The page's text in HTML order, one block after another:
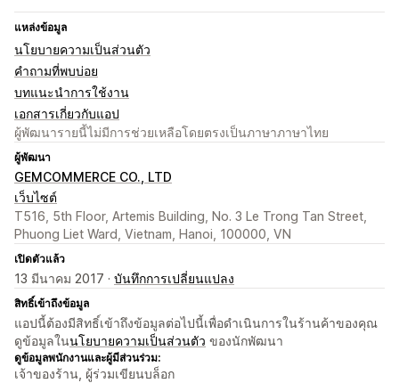
แหล่งข้อมูล
นโยบายความเป็นส่วนตัว
คำถามที่พบบ่อย
บทแนะนำการใช้งาน
เอกสารเกี่ยวกับแอป
ผู้พัฒนารายนี้ไม่มีการช่วยเหลือโดยตรงเป็นภาษาภาษาไทย
ผู้พัฒนา
GEMCOMMERCE CO., LTD
เว็บไซต์
T516, 5th Floor, Artemis Building, No. 3 Le Trong Tan Street,
Phuong Liet Ward, Vietnam, Hanoi, 100000, VN
เปิดตัวแล้ว
13 มีนาคม 2017 · บันทึกการเปลี่ยนแปลง
สิทธิ์เข้าถึงข้อมูล
แอปนี้ต้องมีสิทธิ์เข้าถึงข้อมูลต่อไปนี้เพื่อดำเนินการในร้านค้าของคุณ
ดูข้อมูลในนโยบายความเป็นส่วนตัว ของนักพัฒนา
ดูข้อมูลพนักงานและผู้มีส่วนร่วม:
เจ้าของร้าน, ผู้ร่วมเขียนบล็อก